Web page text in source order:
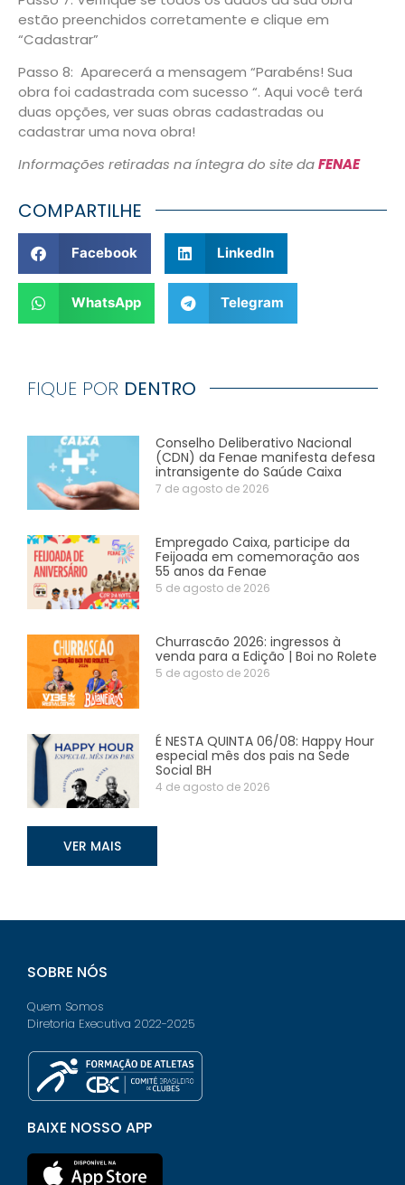
estão preenchidos corretamente e clique em
“Cadastrar”
Passo 8: Aparecerá a mensagem “Parabéns! Sua
obra foi cadastrada com sucesso “. Aqui você terá
duas opções, ver suas obras cadastradas ou
cadastrar uma nova obra!
Informações retiradas na íntegra do site daFENAE
COMPARTILHE
Facebook LinkedIn
WhatsApp Telegram
FIQUE POR DENTRO
Conselho Deliberativo Nacional
(CDN) da Fenae manifesta defesa
intransigente do Saúde Caixa
7 de agosto de 2026
Empregado Caixa, participe da
Feijoada em comemoração aos
55 anos da Fenae
5 de agosto de 2026
Churrascão 2026: ingressos à
venda para a Edição | Boi no Rolete
5 de agosto de 2026
É NESTA QUINTA 06/08: Happy Hour
especial mês dos pais na Sede
Social BH
4 de agosto de 2026
VER MAIS
SOBRE NÓS
Quem Somos
Diretoria Executiva 2022-2025
BAIXE NOSSO APP